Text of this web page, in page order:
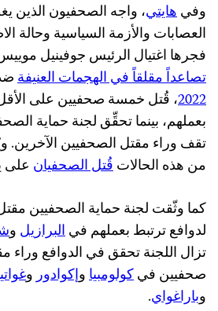
وفيهايتي، واجه الصحفيون الذين
العصابات والأزمة السياسية وحالة
فجرها اغتيال الرئيس جوفينيل موييس
تصاعداً مقلقاً في الهجمات العنيفة
2022، قُتل خمسة صحفيين على
بعملهم، بينما تحقِّق لجنة حماية
تقف وراء مقتل الصحفيين الآخرين.
من هذه الحالاتقُتل الصحفيان على
كما وثّقت لجنة حماية الصحفيين
لدوافع ترتبط بعملهم فيالبرازيل و
تزال اللجنة تحقق في الدوافع
صحفيين فيكولومبياوإكوادورو
وباراغواي.